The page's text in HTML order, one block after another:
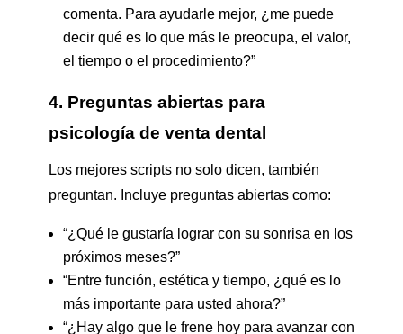
comenta. Para ayudarle mejor, ¿me puede
decir qué es lo que más le preocupa, el valor,
el tiempo o el procedimiento?”
4. Preguntas abiertas para
psicología de venta dental
Los mejores scripts no solo dicen, también
preguntan. Incluye preguntas abiertas como:
“¿Qué le gustaría lograr con su sonrisa en los
próximos meses?”
“Entre función, estética y tiempo, ¿qué es lo
más importante para usted ahora?”
“¿Hay algo que le frene hoy para avanzar con